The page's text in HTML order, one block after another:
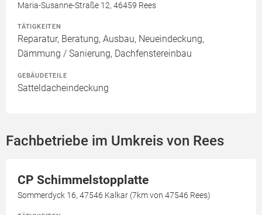
Maria-Susanne-Straße 12, 46459 Rees
TÄTIGKEITEN
Reparatur, Beratung, Ausbau, Neueindeckung,
Dämmung / Sanierung, Dachfenstereinbau
GEBÄUDETEILE
Satteldacheindeckung
Fachbetriebe im Umkreis von Rees
CP Schimmelstopplatte
Sommerdyck 16, 47546 Kalkar (7km von 47546 Rees)